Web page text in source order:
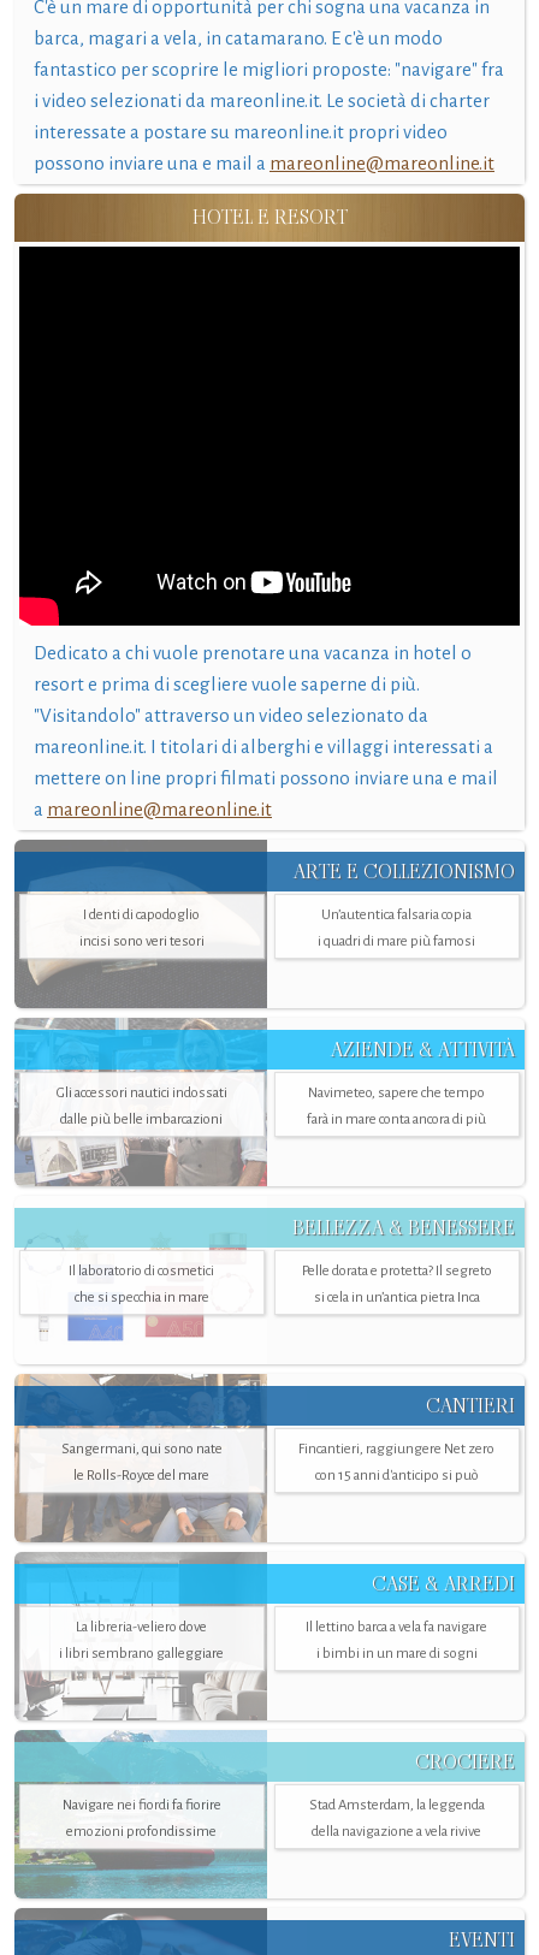
C'è un mare di opportunità per chi sogna una vacanza in
barca, magari a vela, in catamarano. E c'è un modo
fantastico per scoprire le migliori proposte: "navigare" fra
i video selezionati da mareonline.it. Le società di charter
interessate a postare su mareonline.it propri video
possono inviare una e mail a mareonline@mareonline.it
HOTEL E RESORT
Dedicato a chi vuole prenotare una vacanza in hotel o
resort e prima di scegliere vuole saperne di più.
"Visitandolo" attraverso un video selezionato da
mareonline.it. I titolari di alberghi e villaggi interessati a
mettere on line propri filmati possono inviare una e mail
a mareonline@mareonline.it
ARTE E COLLEZIONISMO
I denti di capodoglio
incisi sono veri tesori
Un’autentica falsaria copia
i quadri di mare più famosi
AZIENDE & ATTIVITÀ
Gli accessori nautici indossati
dalle più belle imbarcazioni
Navimeteo, sapere che tempo
farà in mare conta ancora di più
BELLEZZA & BENESSERE
Il laboratorio di cosmetici
che si specchia in mare
Pelle dorata e protetta? Il segreto
si cela in un’antica pietra Inca
CANTIERI
Sangermani, qui sono nate
le Rolls-Royce del mare
Fincantieri, raggiungere Net zero
con 15 anni d'anticipo si può
CASE & ARREDI
La libreria-veliero dove
i libri sembrano galleggiare
Il lettino barca a vela fa navigare
i bimbi in un mare di sogni
CROCIERE
Navigare nei fiordi fa fiorire
emozioni profondissime
Stad Amsterdam, la leggenda
della navigazione a vela rivive
EVENTI